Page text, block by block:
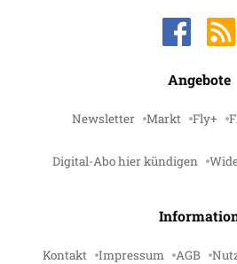
Angebote
Newsletter Markt Fly+
Digital-Abo hier kündigen
Kontakt Impressum AGB